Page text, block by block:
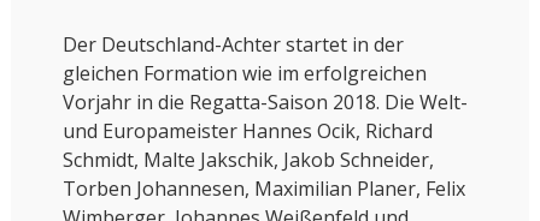
Der Deutschland-Achter startet in der
gleichen Formation wie im erfolgreichen
Vorjahr in die Regatta-Saison 2018. Die Welt-
und Europameister Hannes Ocik, Richard
Schmidt, Malte Jakschik, Jakob Schneider,
Torben Johannesen, Maximilian Planer, Felix